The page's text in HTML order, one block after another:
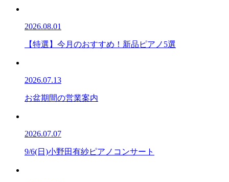
2026.08.01
【特選】今月のおすすめ！新品ピアノ5選
2026.07.13
お盆期間の営業案内
2026.07.07
9/6(日)小野田有紗ピアノコンサート